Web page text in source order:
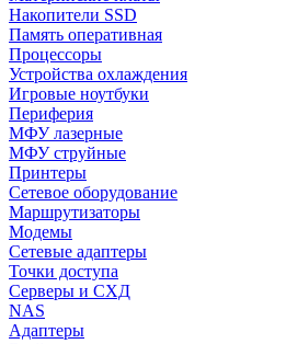
Накопители SSD
Память оперативная
Процессоры
Устройства охлаждения
Игровые ноутбуки
Периферия
МФУ лазерные
МФУ струйные
Принтеры
Сетевое оборудование
Маршрутизаторы
Модемы
Сетевые адаптеры
Точки доступа
Серверы и СХД
NAS
Адаптеры